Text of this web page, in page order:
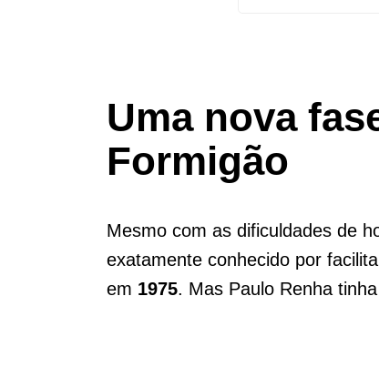
Uma nova
Formigão
Mesmo com as dificuldades de
exatamente conhecido por
em 1975. Mas Paulo Renha